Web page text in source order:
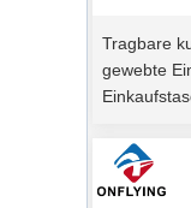
gewebte